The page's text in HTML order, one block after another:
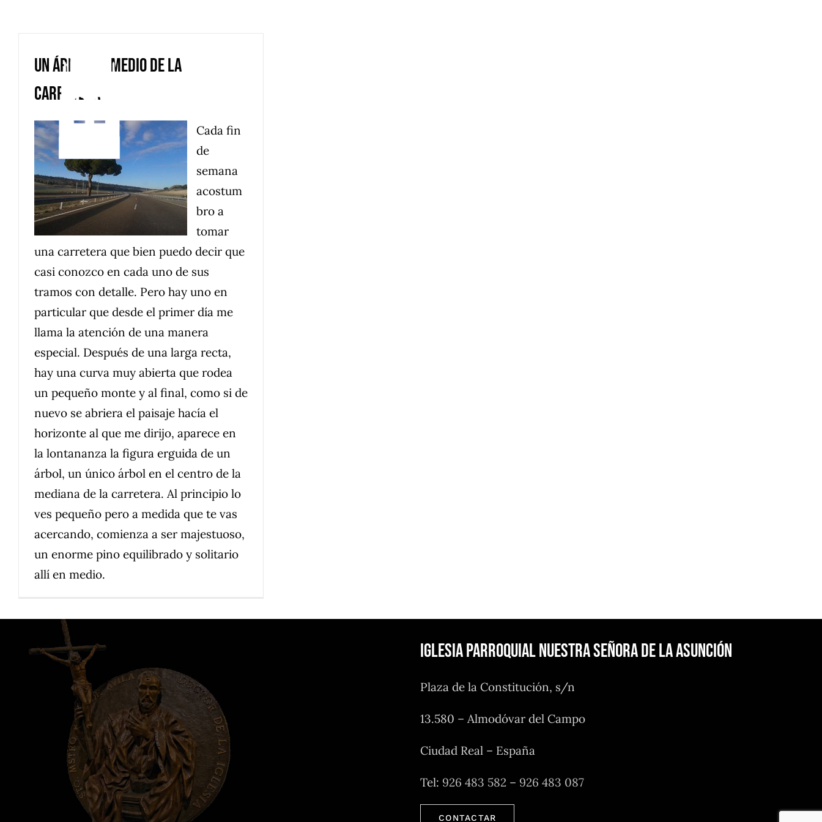
Un árbol en medio de la
carretera
Cada fin
de
semana
acostum
bro a
tomar
una carretera que bien puedo decir que
casi conozco en cada uno de sus
tramos con detalle. Pero hay uno en
particular que desde el primer día me
llama la atención de una manera
especial. Después de una larga recta,
hay una curva muy abierta que rodea
un pequeño monte y al final, como si de
nuevo se abriera el paisaje hacía el
horizonte al que me dirijo, aparece en
la lontananza la figura erguida de un
árbol, un único árbol en el centro de la
mediana de la carretera. Al principio lo
ves pequeño pero a medida que te vas
acercando, comienza a ser majestuoso,
un enorme pino equilibrado y solitario
allí en medio.
Iglesia Parroquial Nuestra Señora de la Asunción
Plaza de la Constitución, s/n
13.580 – Almodóvar del Campo
Ciudad Real – España
Tel: 926 483 582 – 926 483 087
CONTACTAR